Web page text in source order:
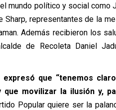
mundo político y social como
Sharp, representantes de la
Además recibieron los
de Recoleta Daniel
expresó que “tenemos
movilizar la ilusión y,
Popular quiere ser la